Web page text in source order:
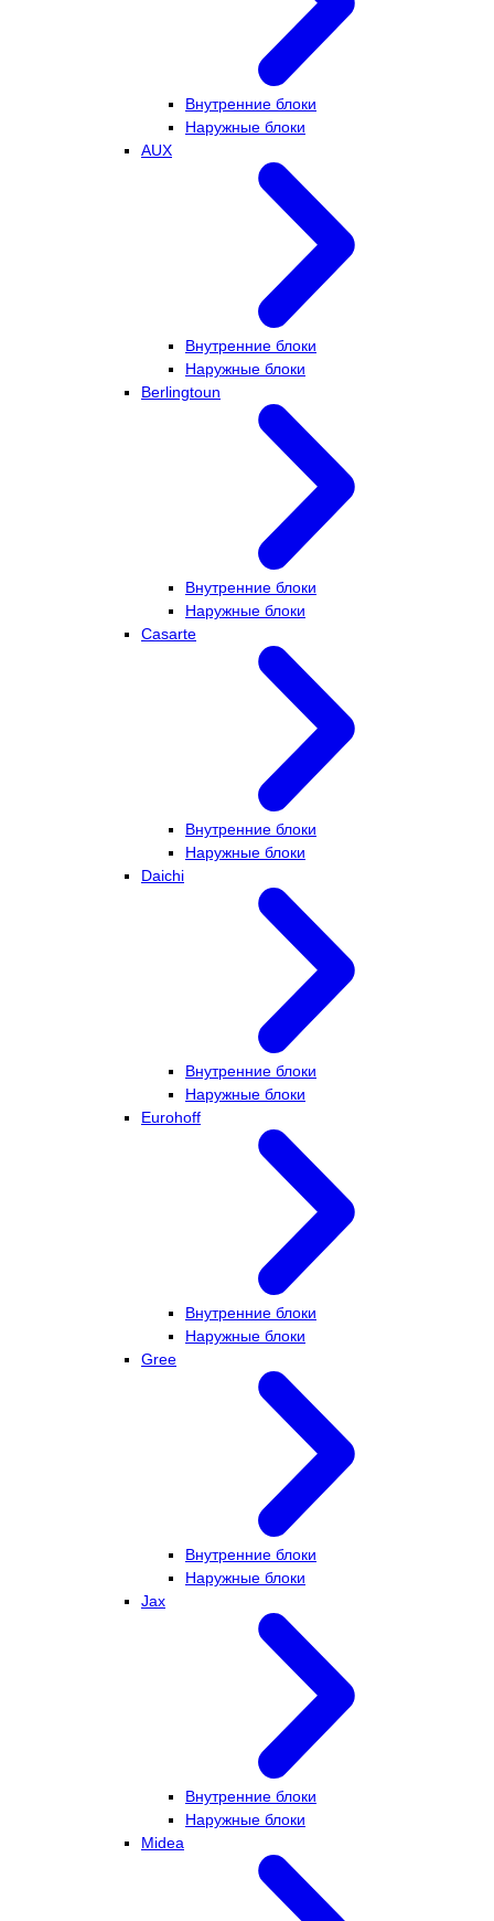
Внутренние блоки
Наружные блоки
AUX
Внутренние блоки
Наружные блоки
Berlingtoun
Внутренние блоки
Наружные блоки
Casarte
Внутренние блоки
Наружные блоки
Daichi
Внутренние блоки
Наружные блоки
Eurohoff
Внутренние блоки
Наружные блоки
Gree
Внутренние блоки
Наружные блоки
Jax
Внутренние блоки
Наружные блоки
Midea